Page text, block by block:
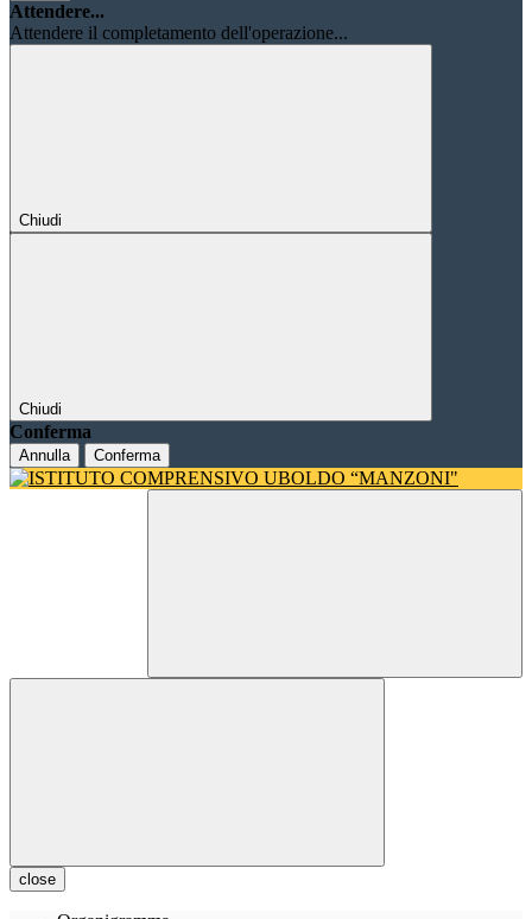
Attendere...
Attendere il completamento dell'operazione...
Chiudi
Chiudi
Conferma
Annulla Conferma
close